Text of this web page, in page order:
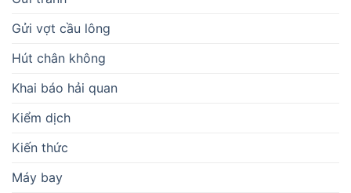
Gửi vợt cầu lông
Hút chân không
Khai báo hải quan
Kiểm dịch
Kiến thức
Máy bay